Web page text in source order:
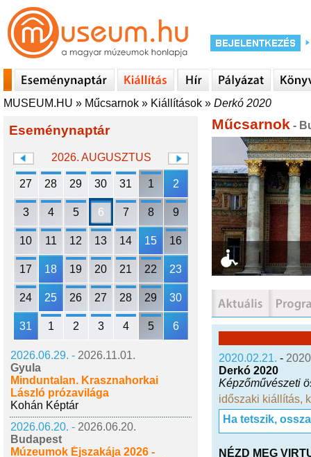
MUSEUM.HU » Műcsarnok » Kiállítások » Derkó 2020
Eseménynaptár
2026. AUGUSZTUS
27 28 29 30 31 1 2
3 4 5 6 7 8 9
10 11 12 13 14 15 16
17 18 19 20 21 22 23
24 25 26 27 28 29 30
31 1 2 3 4 5 6
2026.06.29. - 2026.11.01.
Gyula
Minduntalan. Krasznahorkai
László prózavilága
Kohán Képtár
2026.06.20. - 2026.06.20.
Budapest
Múzeumok Éjszakája 2026 -
Műcsarnok -
2020.02.21. -
Derkó 2020
Képzőművészeti
időszaki kiállítás,
Ha tetszik,
NÉZD MEG